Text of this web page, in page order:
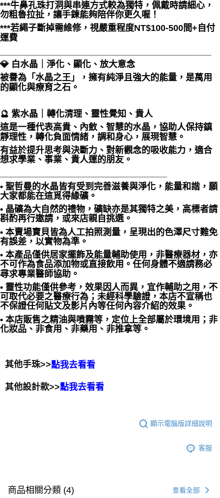
***牛鼻孔珠打洞與串連方式較為獨特，佩戴時請細心，
勿粗魯拉扯，讓手鍊能夠陪伴你更久喔！
***若繩子斷掉需維修，視嚴重程度NT$100-500間+自付
運費
💎 白水晶｜淨化、顯化、放大意念
被譽為「水晶之王」，擁有純淨且強大的能量，是萬用
的顯化與療育之石。
🔮 紫水晶｜轉化清理、靈性覺知、貴人
這是一種代表高貴、內斂、智慧的水晶，協助人保持鎮
靜理性，轉化負面情緒，調和身心，展現智慧。
有益於提升思考與決斷力、對新觀念的吸收能力，適合
想求學業、事業、貴人運的朋友。
• 聖哲曼的水晶皆有受到完善滋養與淨化，能量和諧，願
大家都能在這覓得緣礦。
• 晶礦為大自然的禮物，礦缺亦是其獨特之美，高標者請
斟酌再行邀請，或來店親自挑選。
• 本賣場寶貝皆為人工拍照測量，呈現出的色澤尺寸難免
有誤差，以實物為準。
• 本產品僅供居家擺飾及能量輔助使用，非醫療器材，亦
不可作為食品添加物或直接飲用。任何身體不適請務必
尋求專業醫師協助。
• 靈性功能僅供參考，效果因人而異，宜作輔助之用，不
可取代必要之醫療行為；未經科學驗證，本店不宣稱也
不保證任何貼文及影片內等任何內容介紹的效果。
• 本店販售之精油與噴霧等，定位上全部屬於環境用；非
化妝品、非食用、非藥用、非推拿等。
其他手珠>>點我去看看
其他設計款>>點我去看看
顯示電腦版詳細說明
客服
商品相關分類 (4) 查看全部